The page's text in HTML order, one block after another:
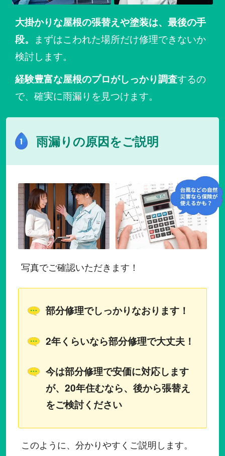
大掛かりな屋根の張替えや塗装は、最後の手
段。 まずはこわれた場所だけ修理できないか
検討します。
経験豊富な屋根のプロがしっかり調査するの
で、確実に雨漏りを見つけます。
雨漏りの原因をご説明
写真でご確認いただきます！
部分修理でしっかりなおります！
2年くらいなら部分修理で大丈夫！
今は部分修理で安価に対応します
が、20年住むなら、後から張替え
をご検討ください
このように、分かりやすくご説明します。